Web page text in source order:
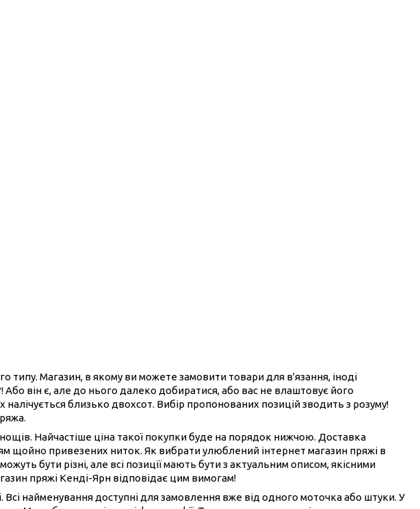
типу. Магазин, в якому ви можете замовити товари для в'язання, іноді
він є, але до нього далеко добиратися, або вас не влаштовує його
близько двохсот. Вибір пропонованих позицій зводить з розуму!
Найчастіше ціна такої покупки буде на порядок нижчою. Доставка
щойно привезених ниток. Як вибрати улюблений інтернет магазин пряжі в
бути різні, але всі позиції мають бути з актуальним описом, якісними
пряжі Кенді-Ярн відповідає цим вимогам!
Всі найменування доступні для замовлення вже від одного моточка або штуки. У